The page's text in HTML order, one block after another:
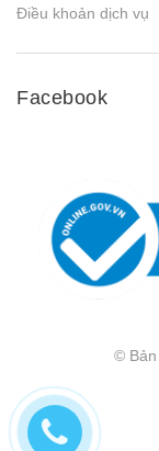
Điều khoản dịch vụ
Facebook
© Bản